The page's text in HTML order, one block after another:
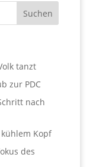
tanzt
zur PDC
nach
Kopf
des